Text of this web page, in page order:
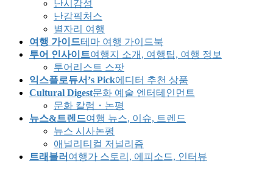
난시감성
난감픽처스
별자리 여행
여행 가이드테마 여행 가이드북
투어 인사이트여행지 소개, 여행팁, 여행 정보
투어리스트 스팟
익스플로듀서’s Pick에디터 추천 상품
Cultural Digest문화 예술 엔터테인먼트
문화 칼럼・논평
뉴스&트렌드여행 뉴스, 이슈, 트렌드
뉴스 시사논평
애널리티컬 저널리즘
트래블러 여행가 스토리, 에피소드, 인터뷰